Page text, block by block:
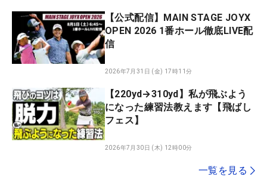
【公式配信】MAIN STAGE JOYX
OPEN 2026 1番ホール徹底LIVE配
信
2026年7月31日 (金) 17時11分
【220yd→310yd】私が飛ぶよう
になった練習法教えます【飛ばし
フェス】
2026年7月30日 (木) 12時00分
一覧を見る